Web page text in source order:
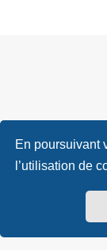
En poursuivant
l’utilisation de